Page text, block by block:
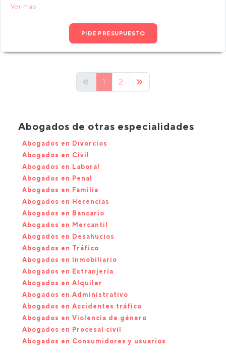
Ver más
PIDE PRESUPUESTO
1 2
Abogados de otras especialidades
Abogados en Divorcios
Abogados en Civil
Abogados en Laboral
Abogados en Penal
Abogados en Familia
Abogados en Herencias
Abogados en Bancario
Abogados en Mercantil
Abogados en Desahucios
Abogados en Tráfico
Abogados en Inmobiliario
Abogados en Extranjería
Abogados en Alquiler
Abogados en Administrativo
Abogados en Accidentes tráfico
Abogados en Violencia de género
Abogados en Procesal civil
Abogados en Consumidores y usuarios